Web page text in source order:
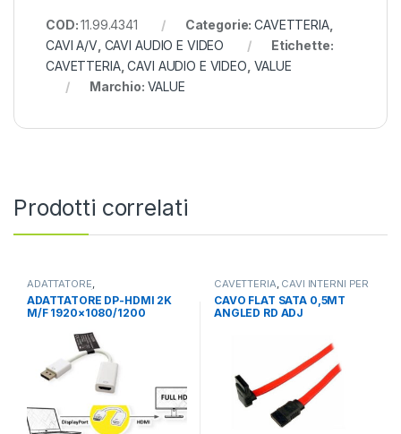
COD:11.99.4341 Categorie:CAVETTERIA,
CAVI A/V, CAVI AUDIO E VIDEO
Etichette:
CAVETTERIA,CAVI AUDIO E VIDEO VALUE
Marchio: VALUE
Prodotti correlati
ADATTATORE,
ADATTATORI/COVERTITORI,
CAVETTERIA
ADATTATORE DP-HDMI 2K
M/F 1920×1080/1200
CAVETTERIA, CAVI INTERNI PER
PC, CAVI PC E PERIFERICHE
CAVO FLAT SATA 0,5MT
ANGLED RD ADJ